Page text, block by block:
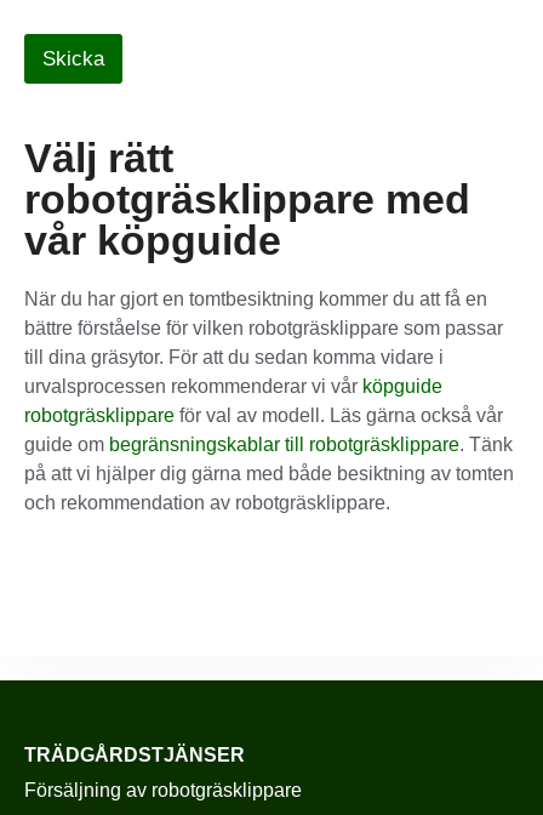
Skicka
Välj rätt
robotgräsklippare med
vår köpguide
När du har gjort en tomtbesiktning kommer du att få en
bättre förståelse för vilken robotgräsklippare som passar
till dina gräsytor. För att du sedan komma vidare i
urvalsprocessen rekommenderar vi vår köpguide
robotgräsklippare för val av modell. Läs gärna också vår
guide om begränsningskablar till robotgräsklippare. Tänk
på att vi hjälper dig gärna med både besiktning av tomten
och rekommendation av robotgräsklippare.
TRÄDGÅRDSTJÄNSER
Försäljning av robotgräsklippare